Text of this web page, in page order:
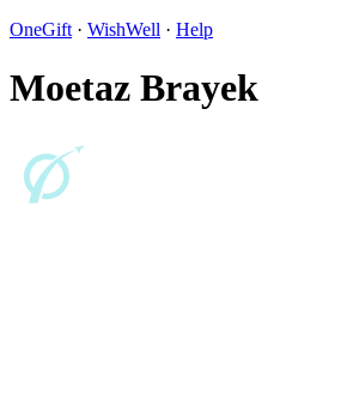
OneGift · WishWell · Help
Moetaz Brayek